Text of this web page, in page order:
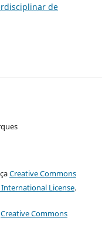
de
Creative Commons
License.
Creative Commons